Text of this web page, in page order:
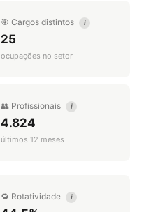
🎯 Cargos distintos i
25
ocupações no setor
👥 Profissionais i
4.824
últimos 12 meses
🔁 Rotatividade i